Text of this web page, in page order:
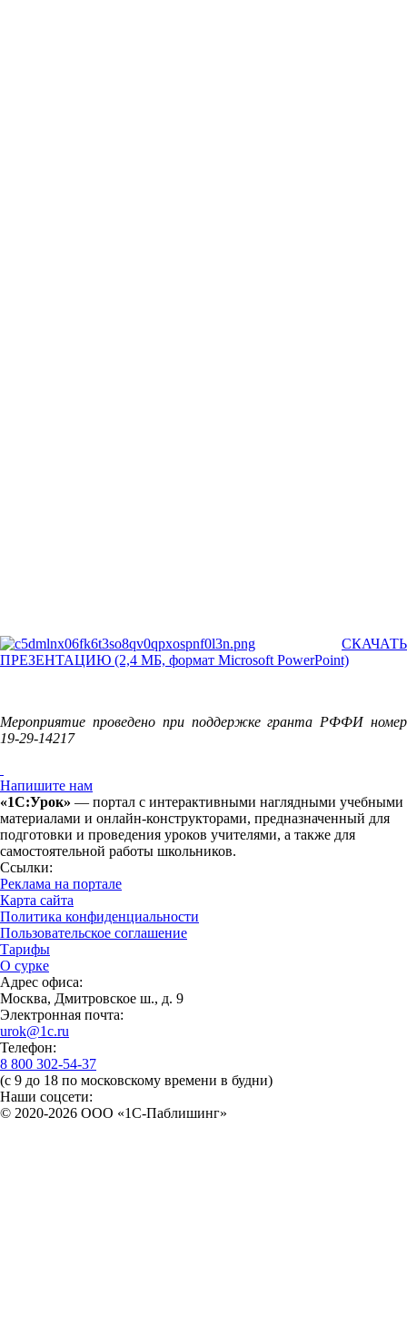
СКАЧАТЬ
ПРЕЗЕНТАЦИЮ (2,4 МБ, формат Microsoft PowerPoint)
Мероприятие проведено при поддержке гранта РФФИ номер
19-29-14217
Напишите нам
«1С:Урок» — портал с интерактивными наглядными учебными
материалами и онлайн-конструкторами, предназначенный для
подготовки и проведения уроков учителями, а также для
самостоятельной работы школьников.
Ссылки:
Реклама на портале
Карта сайта
Политика конфиденциальности
Пользовательское соглашение
Тарифы
О сурке
Адрес офиса:
Москва, Дмитровское ш., д. 9
Электронная почта:
urok@1c.ru
Телефон:
8 800 302-54-37
(с 9 до 18 по московскому времени в будни)
Наши соцсети:
© 2020-2026 OOO «1С-Паблишинг»